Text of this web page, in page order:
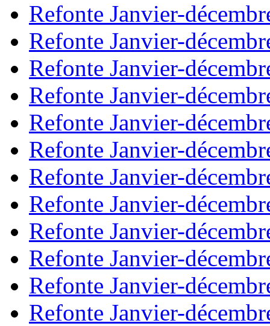
Refonte Janvier-
Refonte Janvier-
Refonte Janvier-
Refonte Janvier-
Refonte Janvier-
Refonte Janvier-
Refonte Janvier-
Refonte Janvier-
Refonte Janvier-
Refonte Janvier-
Refonte Janvier-
Refonte Janvier-